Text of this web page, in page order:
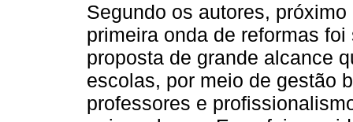
Segundo os autores,
primeira onda de reformas
proposta de grande alcance
escolas, por meio de gestão
professores e